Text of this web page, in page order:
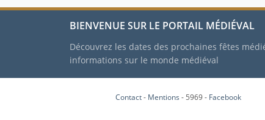
BIENVENUE SUR LE PORTAIL MÉDIÉVAL
Découvrez les dates des prochaines fêtes
informations sur le monde médiéval
Contact- Mentions - 5969 - Facebook